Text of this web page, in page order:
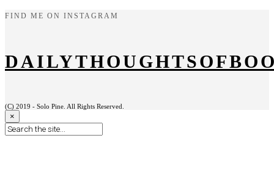
FIND ME ON INSTAGRAM
(C) 2019 - Solo Pine. All Rights Reserved.
×